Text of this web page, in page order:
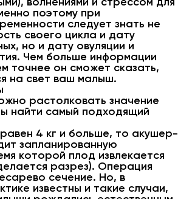
поэтому при
следует знать не
своего цикла и дату
но и дату овуляции и
Чем больше информации
точнее он сможет сказать,
на свет ваш малыш.
растолковать значение
найти самый подходящий
4 кг и больше, то акушер-
запланированную
которой плод извлекается
разрез). Операция
сечение. Но, в
известны и такие случаи,